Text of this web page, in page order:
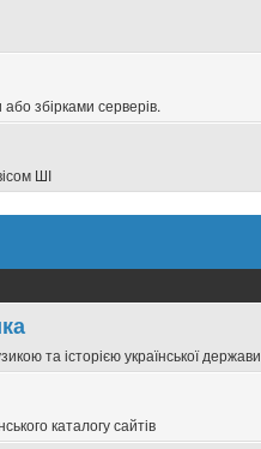
збірками серверів.
ШІ
та історією української держави
каталогу сайтів